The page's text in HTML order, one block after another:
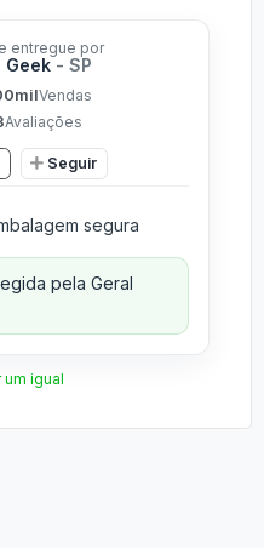
entregue por
Geek - SP
Vendas
Avaliações
Seguir
segura
pela Geral
igual